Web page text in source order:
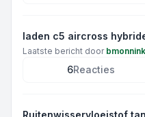
laden c5 aircross
Laatste bericht door
6Reacties
Ruitenwisservloeistof